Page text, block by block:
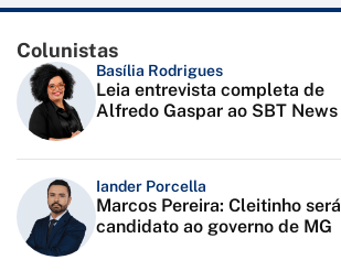
Colunistas
Basília Rodrigues
Leia entrevista completa de
Alfredo Gaspar ao SBT News
Iander Porcella
Marcos Pereira: Cleitinho será
candidato ao governo de MG